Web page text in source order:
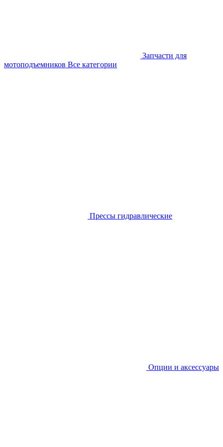
Запчасти для
мотоподъемников Все категории
Прессы гидравлические
Опции и аксессуары